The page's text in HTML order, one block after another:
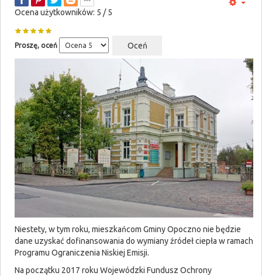
Ocena użytkowników: 5 /5
Proszę, oceń
Niestety, w tym roku, mieszkańcom Gminy Opoczno nie będzie
dane uzyskać dofinansowania do wymiany źródeł ciepła w ramach
Programu Ograniczenia Niskiej Emisji.
Na początku 2017 roku Wojewódzki Fundusz Ochrony